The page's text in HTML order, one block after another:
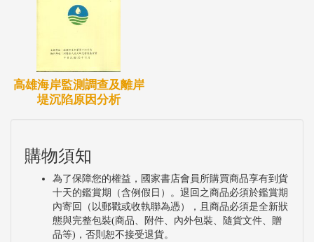
高雄海岸監測調查及離岸
堤沉陷原因分析
購物須知
為了保障您的權益，國家書店會員所購買商品享有到貨
十天的鑑賞期（含例假日）。退回之商品必須於鑑賞期
內寄回（以郵戳或收執聯為憑），且商品必須是全新狀
態與完整包裝(商品、附件、內外包裝、隨貨文件、贈
品等)，否則恕不接受退貨。